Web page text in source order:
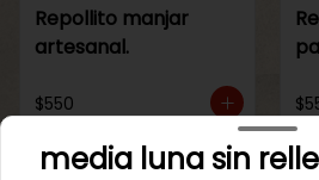
Repollito manjar
artesanal.
$550
media luna sin